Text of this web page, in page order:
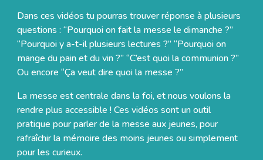
Dans ces vidéos tu pourras trouver réponse à plusieurs
questions : “Pourquoi on fait la messe le dimanche ?”
“Pourquoi y a-t-il plusieurs lectures ?” “Pourquoi on
mange du pain et du vin ?” “C’est quoi la communion ?”
Ou encore “Ça veut dire quoi la messe ?”
La messe est centrale dans la foi, et nous voulons la
rendre plus accessible ! Ces vidéos sont un outil
pratique pour parler de la messe aux jeunes, pour
rafraîchir la mémoire des moins jeunes ou simplement
pour les curieux.